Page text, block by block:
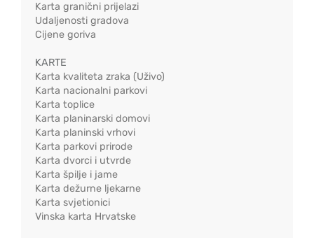
Karta granični prijelazi
Udaljenosti gradova
Cijene goriva
KARTE
Karta kvaliteta zraka (Uživo)
Karta nacionalni parkovi
Karta toplice
Karta planinarski domovi
Karta planinski vrhovi
Karta parkovi prirode
Karta dvorci i utvrde
Karta špilje i jame
Karta dežurne ljekarne
Karta svjetionici
Vinska karta Hrvatske